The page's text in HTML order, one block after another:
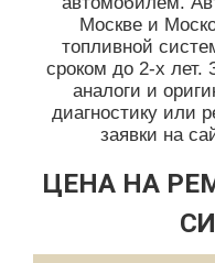
Москве и
топливной
сроком до 2-х лет.
аналоги и
диагностику или
заявки на
ЦЕНА НА